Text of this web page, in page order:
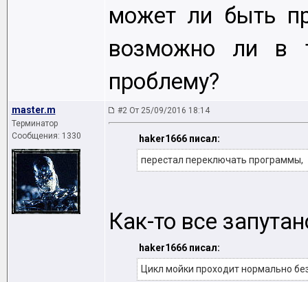
может ли быть
возможно ли в
проблему?
master.m
Терминатор
Сообщения: 1330
#2 От 25/09/2016 18:14
haker1666 писал:
перестал переключать программы,
Как-то все
haker1666 писал:
Цикл мойки проходит нормально